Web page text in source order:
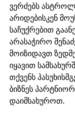
ვერძებს
არიდებისკენ
საჩუქრებით
არასაჭირო
მოიზიდავთ
იყავით
თქვენს
ბიზნეს
დაიმსახუროთ.